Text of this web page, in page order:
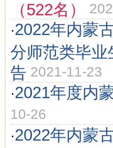
（522名）
·2022年内蒙
分师范类毕业
告 2021-11-23
·2021年度内
10-26
·2022年内蒙